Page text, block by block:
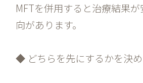
MFTを併用すると治療結果
向があります。
◆ どちらを先にするかを決